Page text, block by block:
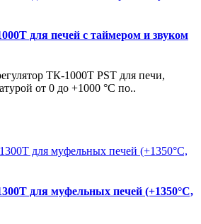
для печей с таймером и звуком
ТК-1000Т PST для печи,
от 0 до +1000 °C по..
для муфельных печей (+1350°C,